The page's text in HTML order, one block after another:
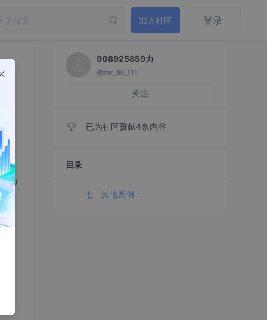
加入社区 登录
方
908925859力
@mr_lili_111
关注
已为社区贡献4条内容
目录
七、其他案例：